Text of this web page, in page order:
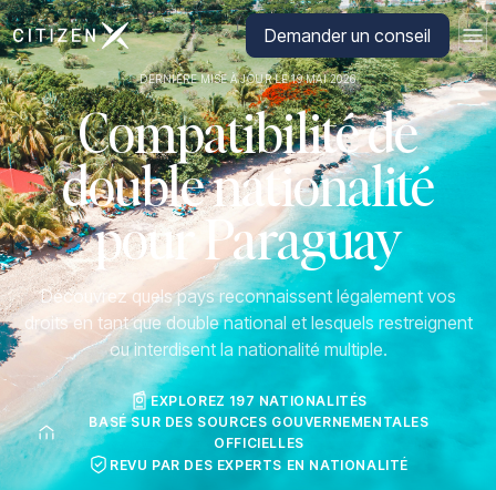
Aller à la page d'accueil de CitizenXDemander un conseil
DERNIÈRE MISE À JOUR LE 19 MAI 2026
Compatibilité de
double nationalité
pour Paraguay
Découvrez quels pays reconnaissent légalement vos
droits en tant que double national et lesquels restreignent
ou interdisent la nationalité multiple.
EXPLOREZ 197 NATIONALITÉS
BASÉ SUR DES SOURCES GOUVERNEMENTALES
OFFICIELLES
REVU PAR DES EXPERTS EN NATIONALITÉ